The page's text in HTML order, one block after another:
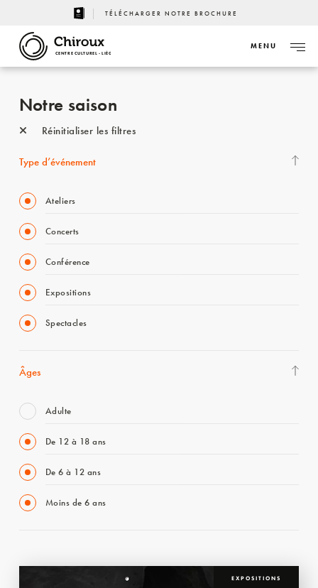
TÉLÉCHARGER NOTRE BROCHURE
CENTRE CULTUREL - LIÈGE
MENU
Notre saison
Réinitialiser les filtres
Type d’événement
Ateliers
Concerts
Conférence
Expositions
Spectacles
Âges
Adulte
De 12 à 18 ans
De 6 à 12 ans
Moins de 6 ans
EXPOSITIONS